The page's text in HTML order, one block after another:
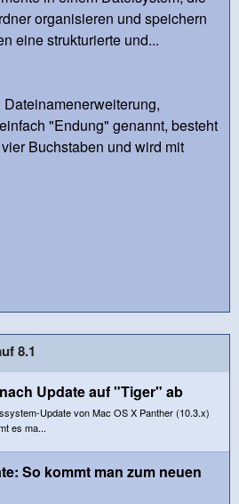
organisieren und speichern
eine strukturierte und...
"Endung" genannt, besteht
Buchstaben und wird mit
8.1
Update auf "Tiger" ab
Update von Mac OS X Panther (10.3.x)
es ma...
So kommt man zum neuen